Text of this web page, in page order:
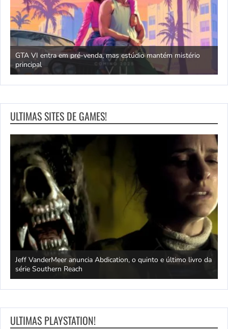
GTA VI entra em pré-venda, mas estúdio mantém mistério
principal
ULTIMAS SITES DE GAMES!
Jeff VanderMeer anuncia Abdication, o quinto e último livro da
série Southern Reach
ULTIMAS PLAYSTATION!